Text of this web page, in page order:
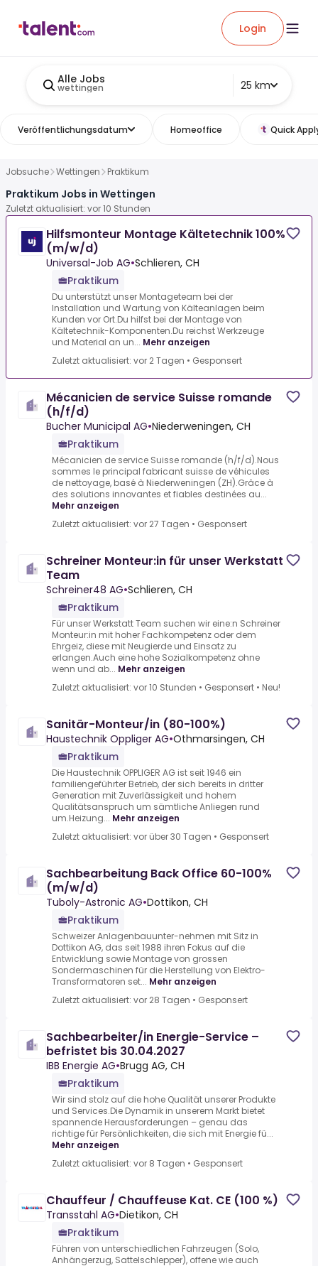
Login
Alle Jobs
wettingen 25 km
Veröffentlichungsdatum Homeoffice Quick
Jobsuche Wettingen Praktikum
Praktikum Jobs in Wettingen
Zuletzt aktualisiert: vor 10 Stunden
Hilfsmonteur Montage Kältetechnik 100%
(m/w/d)
Universal-Job AG•Schlieren, CH
Praktikum
Du unterstützt unser Montageteam bei der
Installation und Wartung von Kälteanlagen beim
Kunden vor Ort.Du hilfst bei der Montage von
Kältetechnik-Komponenten.Du reichst Werkzeuge
und Material an un... Mehr anzeigen
Zuletzt aktualisiert: vor 2 Tagen • Gesponsert
Mécanicien de service Suisse romande
(h/f/d)
Bucher Municipal AG•Niederweningen, CH
Praktikum
Mécanicien de service Suisse romande (h/f/d).Nous
sommes le principal fabricant suisse de véhicules
de nettoyage, basé à Niederweningen (ZH).Grâce à
des solutions innovantes et fiables destinées au...
Mehr anzeigen
Zuletzt aktualisiert: vor 27 Tagen • Gesponsert
Schreiner Monteur:in für unser Werkstatt
Team
Schreiner48 AG•Schlieren, CH
Praktikum
Für unser Werkstatt Team suchen wir eine:n Schreiner
Monteur:in mit hoher Fachkompetenz oder dem
Ehrgeiz, diese mit Neugierde und Einsatz zu
erlangen.Auch eine hohe Sozialkompetenz ohne
wenn und ab... Mehr anzeigen
Zuletzt aktualisiert: vor 10 Stunden • Gesponsert • Neu!
Sanitär-Monteur/in (80-100%)
Haustechnik Oppliger AG•Othmarsingen, CH
Praktikum
Die Haustechnik OPPLIGER AG ist seit 1946 ein
familiengeführter Betrieb, der sich bereits in dritter
Generation mit Zuverlässigkeit und hohem
Qualitätsanspruch um sämtliche Anliegen rund
um.Heizung... Mehr anzeigen
Zuletzt aktualisiert: vor über 30 Tagen • Gesponsert
Sachbearbeitung Back Office 60-100%
(m/w/d)
Tuboly-Astronic AG•Dottikon, CH
Praktikum
Schweizer Anlagenbauunter-nehmen mit Sitz in
Dottikon AG, das seit 1988 ihren Fokus auf die
Entwicklung sowie Montage von grossen
Sondermaschinen für die Herstellung von Elektro-
Transformatoren set... Mehr anzeigen
Zuletzt aktualisiert: vor 28 Tagen • Gesponsert
Sachbearbeiter/in Energie-Service –
befristet bis 30.04.2027
IBB Energie AG•Brugg AG, CH
Praktikum
Wir sind stolz auf die hohe Qualität unserer Produkte
und Services.Die Dynamik in unserem Markt bietet
spannende Herausforderungen – genau das
richtige für Persönlichkeiten, die sich mit Energie fü...
Mehr anzeigen
Zuletzt aktualisiert: vor 8 Tagen • Gesponsert
Chauffeur / Chauffeuse Kat. CE (100 %)
Transstahl AG•Dietikon, CH
Praktikum
Führen von unterschiedlichen Fahrzeugen (Solo,
Anhängerzug, Sattelschlepper), offene wie auch